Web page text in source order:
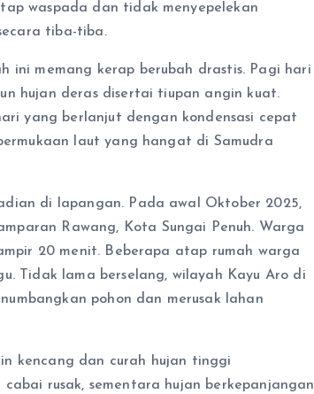
waspada dan tidak menyepelekan
tiba-tiba.
ini memang kerap berubah drastis. Pagi hari
hujan deras disertai tiupan angin kuat.
yang berlanjut dengan kondensasi cepat
laut yang hangat di Samudra
di lapangan. Pada awal Oktober 2025,
Rawang, Kota Sungai Penuh. Warga
20 menit. Beberapa atap rumah warga
Tidak lama berselang, wilayah Kayu Aro di
pohon dan merusak lahan
kencang dan curah hujan tinggi
rusak, sementara hujan berkepanjangan